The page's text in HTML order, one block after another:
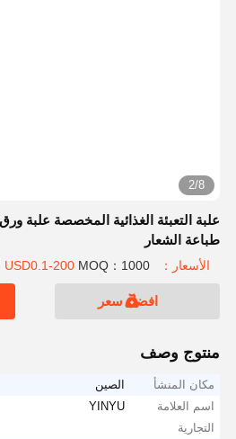
2/8
علبة التعبئة الغذائية المخصصة علبة
طباعة الشعار
الأسعار：USD0.1-200 MOQ：1000
افضل سعر
منتوج وصف
مكان المنشأ
الصين
اسم العلامة
التجارية
YINYU